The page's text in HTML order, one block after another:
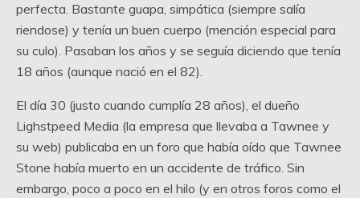
perfecta. Bastante guapa, simpática (siempre salía
riendose) y tenía un buen cuerpo (mención especial para
su culo). Pasaban los años y se seguía diciendo que tenía
18 años (aunque nació en el 82).
El día 30 (justo cuando cumplía 28 años), el dueño
Lighstpeed Media (la empresa que llevaba a Tawnee y
su web) publicaba en un foro que había oído que Tawnee
Stone había muerto en un accidente de tráfico. Sin
embargo, poco a poco en el hilo (y en otros foros como el